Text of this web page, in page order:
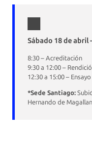
Sábado 18 de abril
8:30 – Acreditación
9:30 a 12:00 –
12:30 a 15:00 –
*Sede Santiago:
Hernando de